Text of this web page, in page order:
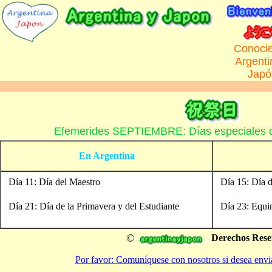
Efemerides SEPTIEMBRE: Días especiales
En Argentina
Día 11: Día del Maestro
Día 21: Día de la Primavera y del Estudiante
Día 15: Día
Día 23:
© Derechos
Por favor: Comuníquese con nosotros si desea